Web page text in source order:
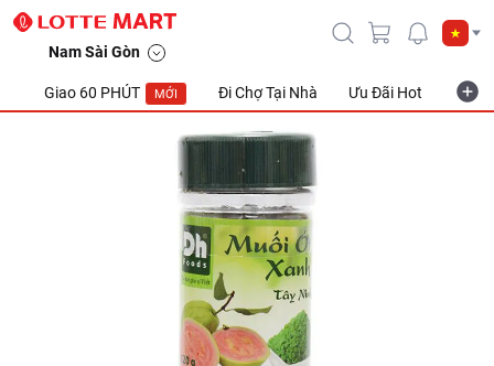
Nam Sài Gòn
Giao 60 PHÚT MỚI Đi Chợ Tại Nhà Ưu Đãi Hot